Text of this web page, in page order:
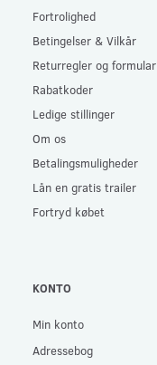
Fortrolighed
Betingelser & Vilkår
Returregler og formular
Rabatkoder
Ledige stillinger
Om os
Betalingsmuligheder
Lån en gratis trailer
Fortryd købet
KONTO
Min konto
Adressebog